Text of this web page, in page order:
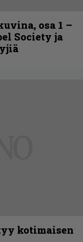
osa 1 –
Society ja
kotimaisen